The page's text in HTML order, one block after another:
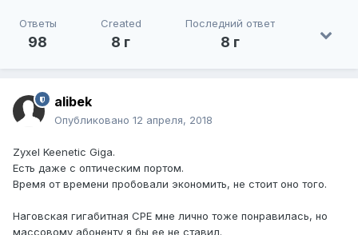
Ответы
98
Created
8 г
Последний ответ
8 г
alibek
Опубликовано 12 апреля, 2018
Zyxel Keenetic Giga.
Есть даже с оптическим портом.
Время от времени пробовали экономить, не стоит оно того.
Наговская гигабитная CPE мне лично тоже понравилась, но
массовому абоненту я бы ее не ставил.